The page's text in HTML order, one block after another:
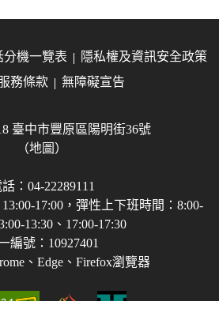
分機一覽表
隱私權及資訊安全政策
務條款
無障礙宣告
臺中市豐原區陽明街36號
（地圖）
：04-22289111
17:00，彈性上下班時間：8:00-
13:30、17:00-17:30
編號：10927401
、Edge、Firefox瀏覽器